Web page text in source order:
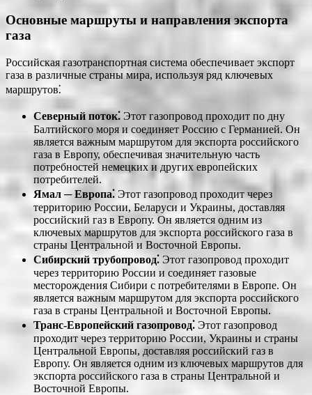
Основные маршруты и направления экспорта
газа
Российская газотранспортная система обеспечивает экспорт
газа в различные страны мира, используя ряд ключевых
маршрутов⁚
Северный поток⁚ Этот газопровод проходит по дну
Балтийского моря и соединяет Россию с Германией. Он
является важным маршрутом для экспорта российского
газа в Европу, обеспечивая значительную часть
потребностей немецких и других европейских
потребителей.
Ямал ─ Европа⁚ Этот газопровод проходит через
территорию России, Беларуси и Украины, доставляя
российский газ в Европу. Он является одним из
ключевых маршрутов для экспорта российского газа в
страны Центральной и Восточной Европы.
Сибирский трубопровод⁚ Этот газопровод проходит
через территорию России и соединяет газовые
месторождения Сибири с потребителями в Европе. Он
является важным маршрутом для экспорта российского
газа в страны Центральной и Восточной Европы.
Транс-Европейский газопровод⁚ Этот газопровод
проходит через территорию России, Украины и страны
Центральной Европы, доставляя российский газ в
Европу. Он является одним из ключевых маршрутов для
экспорта российского газа в страны Центральной и
Восточной Европы.